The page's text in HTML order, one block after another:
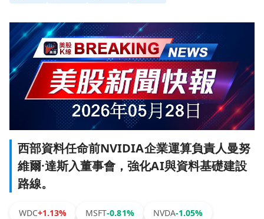
西部資料任命前NVIDIA企業運算負責人曼努
維爾·達斯入董事會，強化AI與資料基礎建設
路線。
WDC+1.13% MSFT-0.81% NVDA-1.05%